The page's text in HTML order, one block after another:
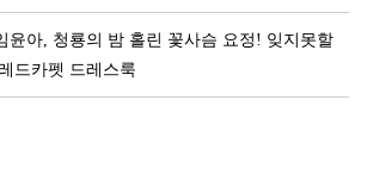
윤아, 청룡의 밤 홀린 꽃사슴 요정! 잊지못할
드카펫 드레스룩